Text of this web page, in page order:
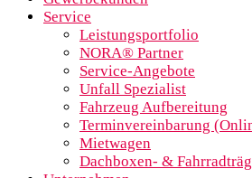
Service
Leistungsportfolio
NORA® Partner
Service-Angebote
Unfall Spezialist
Fahrzeug Aufbereitung
Terminvereinbarung
Mietwagen
Dachboxen- &